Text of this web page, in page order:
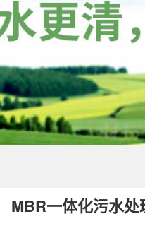
MBR一体化污水